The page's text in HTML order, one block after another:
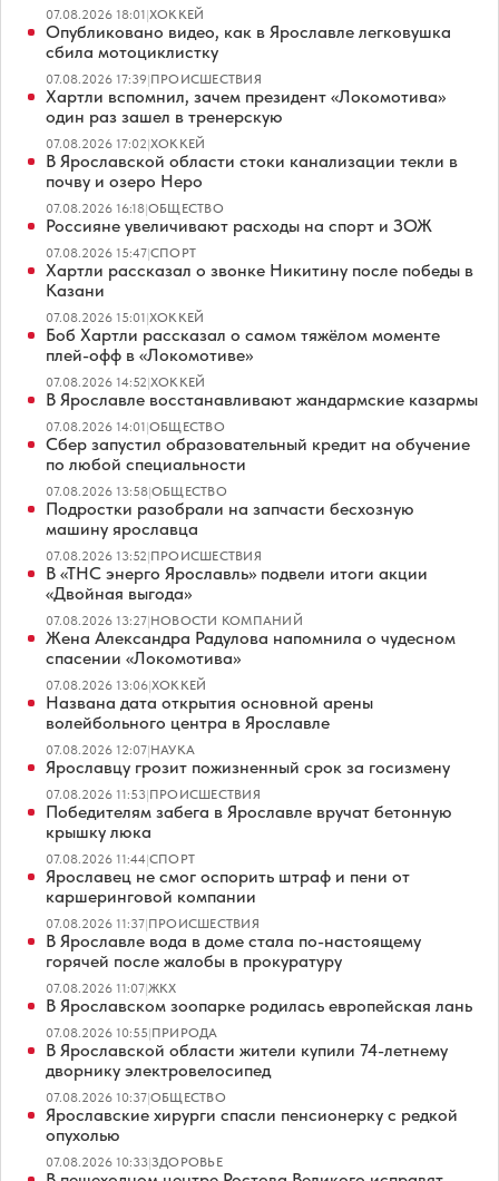
07.08.2026 18:01|ХОККЕЙ
Опубликовано видео, как в Ярославле легковушка
сбила мотоциклистку
07.08.2026 17:39|ПРОИСШЕСТВИЯ
Хартли вспомнил, зачем президент «Локомотива»
один раз зашел в тренерскую
07.08.2026 17:02|ХОККЕЙ
В Ярославской области стоки канализации текли в
почву и озеро Неро
07.08.2026 16:18|ОБЩЕСТВО
Россияне увеличивают расходы на спорт и ЗОЖ
07.08.2026 15:47|СПОРТ
Хартли рассказал о звонке Никитину после победы в
Казани
07.08.2026 15:01|ХОККЕЙ
Боб Хартли рассказал о самом тяжёлом моменте
плей-офф в «Локомотиве»
07.08.2026 14:52|ХОККЕЙ
В Ярославле восстанавливают жандармские казармы
07.08.2026 14:01|ОБЩЕСТВО
Сбер запустил образовательный кредит на обучение
по любой специальности
07.08.2026 13:58|ОБЩЕСТВО
Подростки разобрали на запчасти бесхозную
машину ярославца
07.08.2026 13:52|ПРОИСШЕСТВИЯ
В «ТНС энерго Ярославль» подвели итоги акции
«Двойная выгода»
07.08.2026 13:27|НОВОСТИ КОМПАНИЙ
Жена Александра Радулова напомнила о чудесном
спасении «Локомотива»
07.08.2026 13:06|ХОККЕЙ
Названа дата открытия основной арены
волейбольного центра в Ярославле
07.08.2026 12:07|НАУКА
Ярославцу грозит пожизненный срок за госизмену
07.08.2026 11:53|ПРОИСШЕСТВИЯ
Победителям забега в Ярославле вручат бетонную
крышку люка
07.08.2026 11:44|СПОРТ
Ярославец не смог оспорить штраф и пени от
каршеринговой компании
07.08.2026 11:37|ПРОИСШЕСТВИЯ
В Ярославле вода в доме стала по-настоящему
горячей после жалобы в прокуратуру
07.08.2026 11:07|ЖКХ
В Ярославском зоопарке родилась европейская лань
07.08.2026 10:55|ПРИРОДА
В Ярославской области жители купили 74-летнему
дворнику электровелосипед
07.08.2026 10:37|ОБЩЕСТВО
Ярославские хирурги спасли пенсионерку с редкой
опухолью
07.08.2026 10:33|ЗДОРОВЬЕ